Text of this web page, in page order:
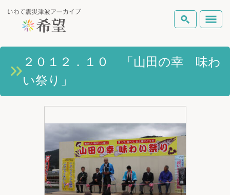
岩手県の被害状況
ピックアップコンテンツ
Foreign Laguage
検索
２０１２．１０ 「山田の幸 味わ
い祭り」